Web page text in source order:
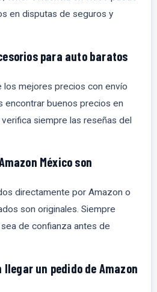
en disputas de seguros y
para auto baratos
mejores precios con envío
encontrar buenos precios en
siempre las reseñas del
México son
directamente por Amazon o
son originales. Siempre
de confianza antes de
un pedido de Amazon